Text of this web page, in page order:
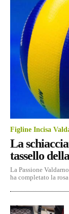
Figline Incisa
La
tassello
La Passione
ha completato la